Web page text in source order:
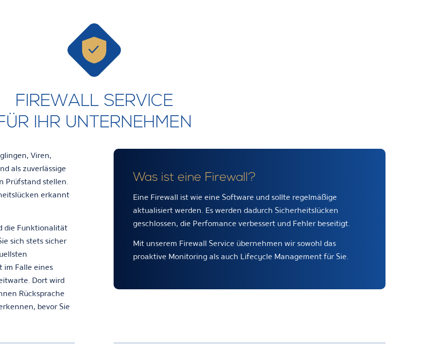
FIREWALL SERVICE
IHR UNTERNEHMEN
Viren,
als zuverlässige
Prüfstand stellen.
erkannt
die Funktionalität
sich stets sicher
im Falle eines
Dort wird
Rücksprache
bevor Sie
Was ist eine Firewall?
Eine Firewall ist wie eine Software und sollte regelmäßige
aktualisiert werden. Es werden dadurch Sicherheitslücken
geschlossen, die Perfomance verbessert und Fehler beseitigt.
Mit unserem Firewall Service übernehmen wir sowohl das
proaktive Monitoring als auch Lifecycle Management für Sie.